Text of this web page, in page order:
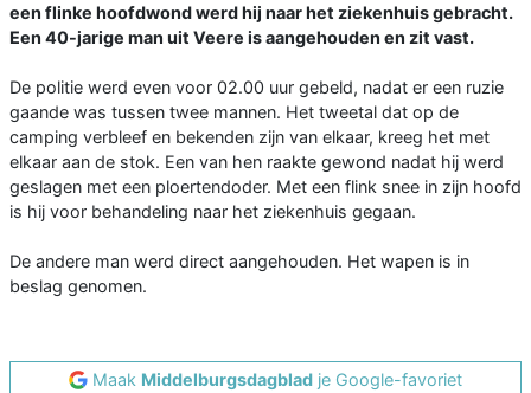
een flinke hoofdwond werd hij naar het ziekenhuis gebracht.
Een 40-jarige man uit Veere is aangehouden en zit vast.
De politie werd even voor 02.00 uur gebeld, nadat er een ruzie
gaande was tussen twee mannen. Het tweetal dat op de
camping verbleef en bekenden zijn van elkaar, kreeg het met
elkaar aan de stok. Een van hen raakte gewond nadat hij werd
geslagen met een ploertendoder. Met een flink snee in zijn hoofd
is hij voor behandeling naar het ziekenhuis gegaan.
De andere man werd direct aangehouden. Het wapen is in
beslag genomen.
Maak Middelburgsdagblad je Google-favoriet